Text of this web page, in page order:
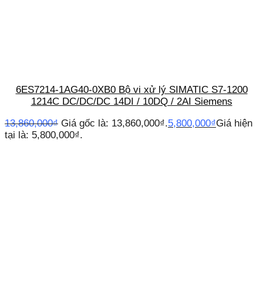
6ES7214-1AG40-0XB0 Bộ vi xử lý SIMATIC S7-1200
1214C DC/DC/DC 14DI / 10DQ / 2AI Siemens
13,860,000₫ Giá gốc là: 13,860,000₫.5,800,000₫Giá hiện
tại là: 5,800,000₫.